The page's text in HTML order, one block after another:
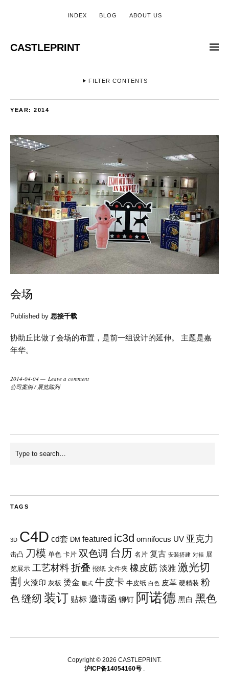
INDEX BLOG ABOUT US
CASTLEPRINT
FILTER CONTENTS
YEAR: 2014
会场
Published by 思接千载
协助丘比做了会场的布置，是前一组设计的延伸。 主题是嘉
年华。
2014-04-04
Leave a comment
公司案例/ 展览陈列
TAGS
3D C4D cd套 DM featured ic3d omnifocus UV 亚克力
击凸 刀模 单色 卡片 双色调 台历 名片 复古 安装搭建 对裱 展
览展示 工艺材料 折叠 报纸 文件夹 橡皮筋 淡雅 激光切
割 火漆印 灰板 烫金 版式 牛皮卡 牛皮纸 白色 皮革 硬精装 粉
色 缝纫 装订 贴标 邀请函 铆钉 阿诺德 黑白 黑色
Copyright © 2026 CASTLEPRINT
沪ICP备14054160号